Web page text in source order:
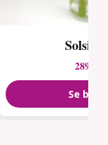
289 kr.
Se